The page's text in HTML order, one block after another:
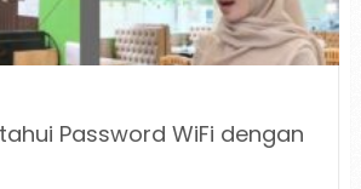
Password WiFi dengan